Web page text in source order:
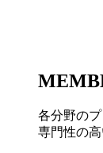
各分野の
専門性の